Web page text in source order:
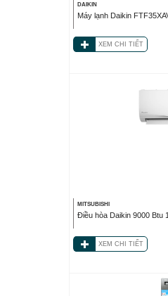
DAIKIN
Máy lạnh Daikin
XEM CHI TIẾT
MITSUBISHI
Điều hòa Daikin 9000 Btu
XEM CHI TIẾT